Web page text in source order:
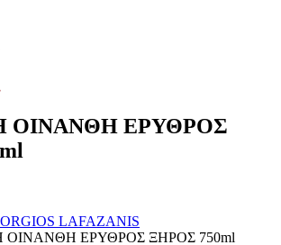
ΟΙΝΑΝΘΗ ΕΡΥΘΡΟΣ
LAFAZANIS
ΕΡΥΘΡΟΣ ΞΗΡΟΣ 750ml